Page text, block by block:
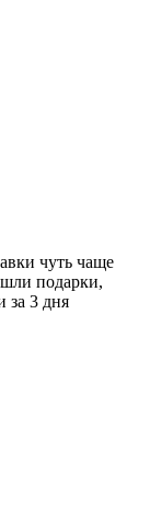
чуть чаще
подарки,
за 3 дня